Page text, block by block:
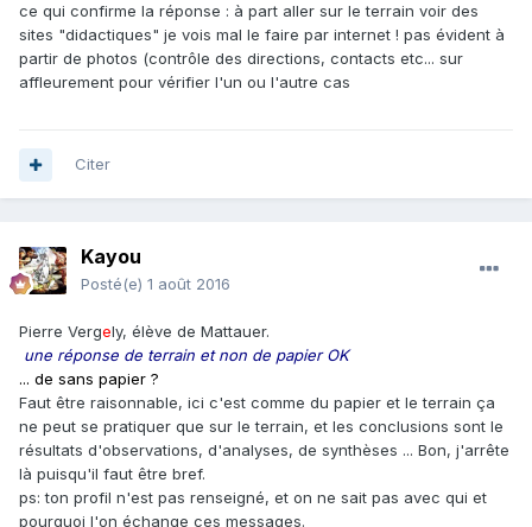
ce qui confirme la réponse : à part aller sur le terrain voir des
sites "didactiques" je vois mal le faire par internet ! pas évident à
partir de photos (contrôle des directions, contacts etc... sur
affleurement pour vérifier l'un ou l'autre cas
Citer
Kayou
Posté(e) 1 août 2016
Pierre Vergely, élève de Mattauer.
une réponse de terrain et non de papier OK
... de sans papier ?
Faut être raisonnable, ici c'est comme du papier et le terrain ça
ne peut se pratiquer que sur le terrain, et les conclusions sont le
résultats d'observations, d'analyses, de synthèses ... Bon, j'arrête
là puisqu'il faut être bref.
ps: ton profil n'est pas renseigné, et on ne sait pas avec qui et
pourquoi l'on échange ces messages.